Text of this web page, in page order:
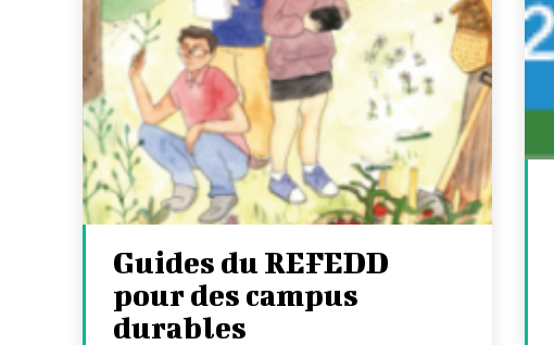
Guides du REFEDD
pour des campus
durables